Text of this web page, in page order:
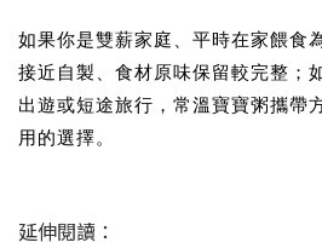
如果你是雙薪家庭、平時在家餵食
接近自製、食材原味保留較完整；
出遊或短途旅行，常溫寶寶粥攜帶
用的選擇。
延伸閱讀：